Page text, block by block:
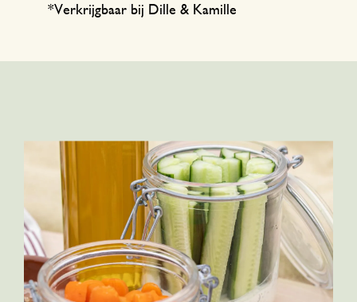
*Verkrijgbaar bij Dille & Kamille